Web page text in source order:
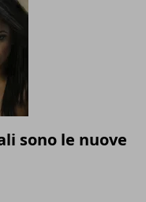
sono le nuove